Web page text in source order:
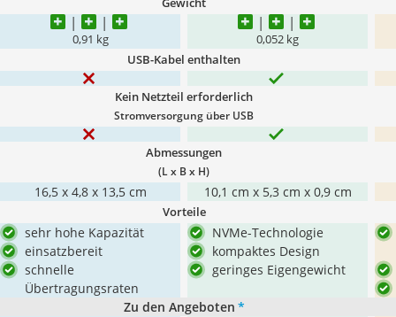
0,91 kg 0,052 kg
USB-Kabel enthalten
Kein Netzteil erforderlich
Stromversorgung über USB
Abmessungen
(L x B x H)
16,5 x 4,8 x 13,5 cm 10,1 cm x 5,3 cm x 0,9 cm
Vorteile
sehr hohe Kapazität
einsatzbereit
schnelle
Übertragungsraten
NVMe-Technologie
kompaktes Design
geringes Eigengewicht
Zu den Angeboten *